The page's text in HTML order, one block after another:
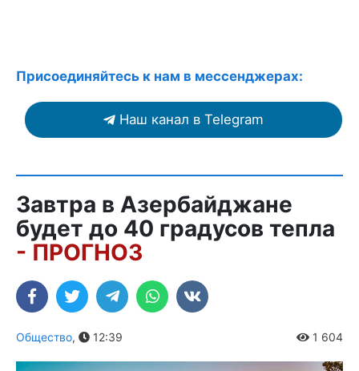
Присоединяйтесь к нам в мессенджерах:
Наш канал в Telegram
Завтра в Азербайджане
будет до 40 градусов тепла
- ПРОГНОЗ
Общество, 12:39 1 604